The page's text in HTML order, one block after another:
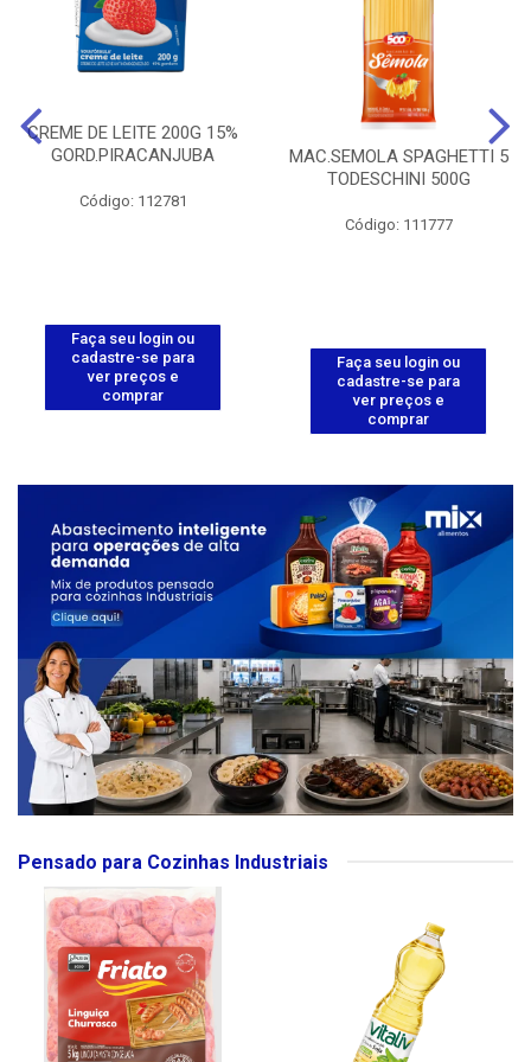
CREME DE LEITE 200G 15%
GORD.PIRACANJUBA
Código: 112781
Faça seu login ou
cadastre-se para
ver preços e
comprar
MAC.SEMOLA SPAGHETTI 5
TODESCHINI 500G
Código: 111777
Faça seu login ou
cadastre-se para
ver preços e
comprar
Pensado para Cozinhas Industriais